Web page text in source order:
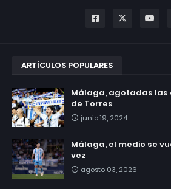
ARTÍCULOS POPULARES
Málaga, agotadas las
de Torres
junio 19, 2024
Málaga, el medio se
vez
agosto 03, 2026